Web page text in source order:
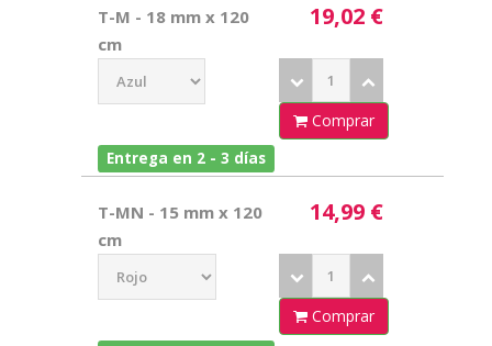
T-M - 18 mm x 120
cm
19,02 €
Comprar
Entrega en 2 - 3 días
T-MN - 15 mm x 120
cm
14,99 €
Comprar